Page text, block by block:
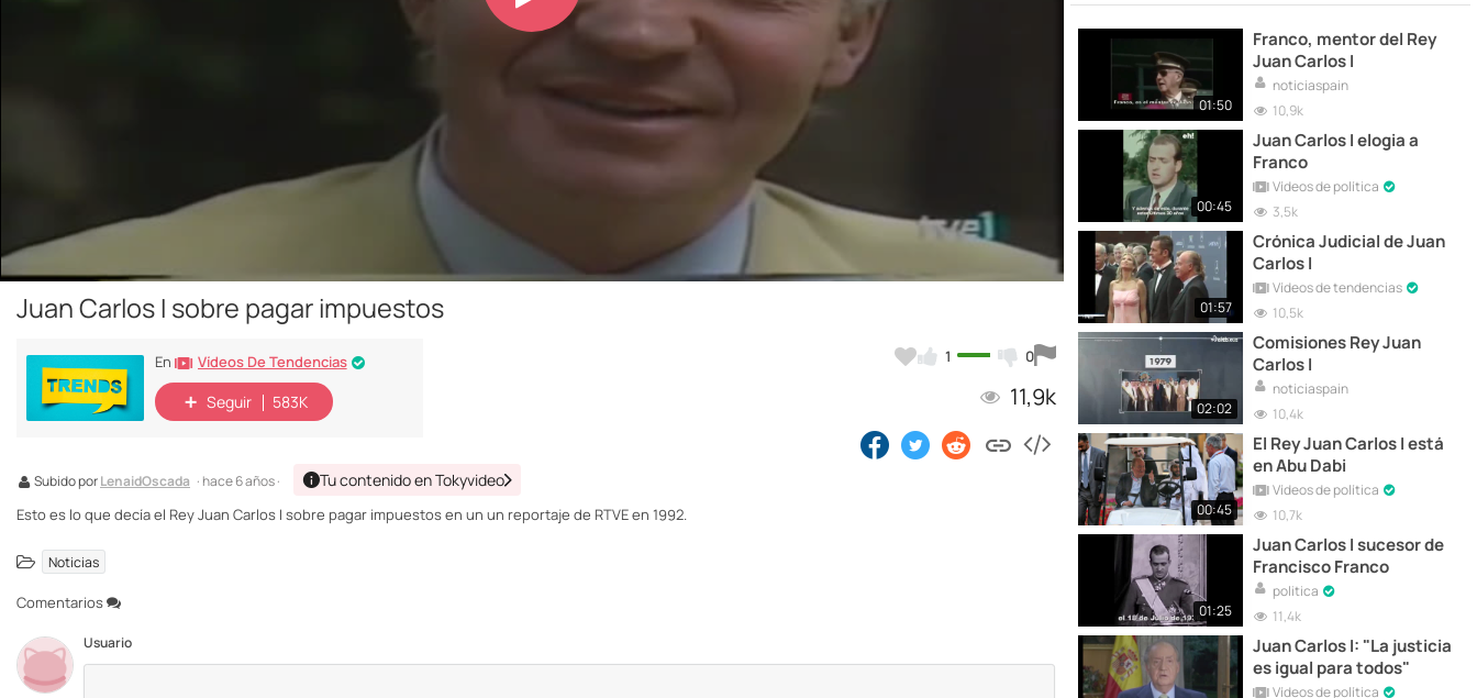
Play
Video
Juan Carlos I sobre pagar impuestos
1 0
11,9k
En Vídeos De Tendencias
Seguir 583K
Subido porLenaidOscada · hace 6 años · Tu contenido en Tokyvideo
Esto es lo que decía el Rey Juan Carlos I sobre pagar impuestos en un un reportaje de RTVE en 1992.
Noticias
Comentarios
Usuario
01:50
Franco, mentor del Rey
Juan Carlos I
noticiaspain
10,9k
00:45
Juan Carlos I elogia a
Franco
Vídeos de política
3,5k
01:57
Crónica Judicial de Juan
Carlos I
Vídeos de tendencias
10,5k
02:02
Comisiones Rey Juan
Carlos I
noticiaspain
10,4k
00:45
El Rey Juan Carlos I está
en Abu Dabi
Vídeos de política
10,7k
01:25
Juan Carlos I sucesor de
Francisco Franco
politica
11,4k
Juan Carlos I: "La justicia
es igual para todos"
Vídeos de política